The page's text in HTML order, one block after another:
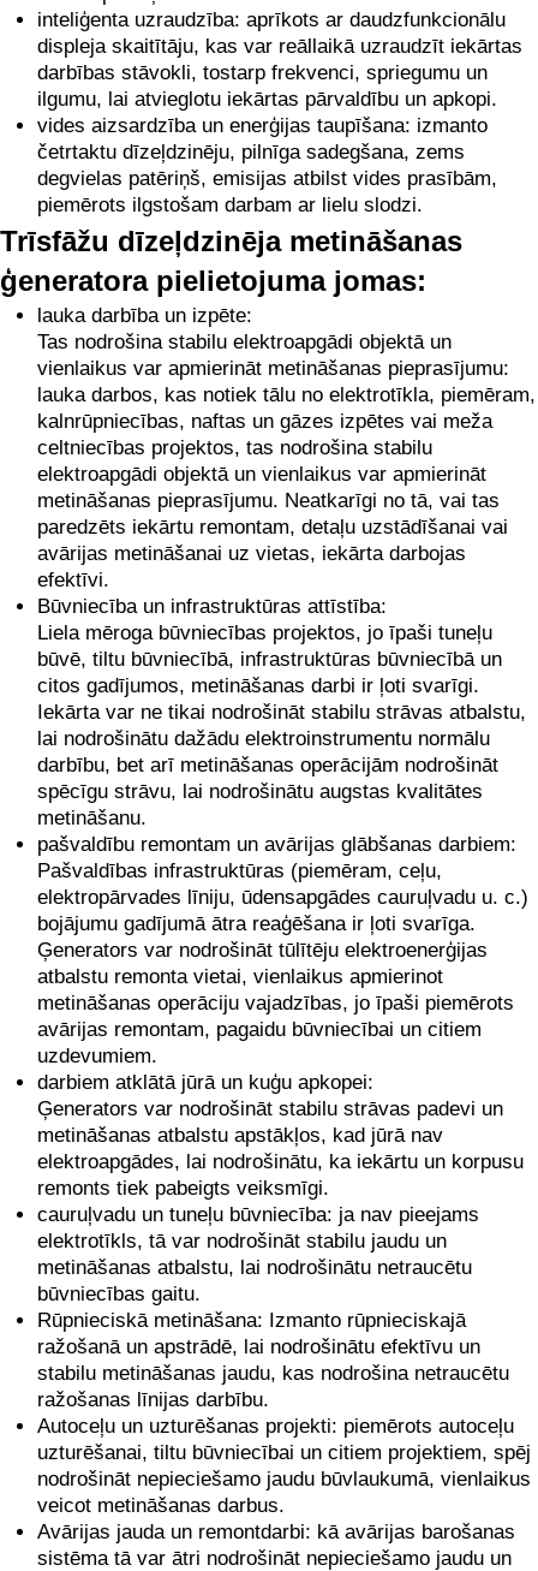
inteliģenta uzraudzība: aprīkots ar daudzfunkcionālu
displeja skaitītāju, kas var reāllaikā uzraudzīt iekārtas
darbības stāvokli, tostarp frekvenci, spriegumu un
ilgumu, lai atvieglotu iekārtas pārvaldību un apkopi.
vides aizsardzība un enerģijas taupīšana: izmanto
četrtaktu dīzeļdzinēju, pilnīga sadegšana, zems
degvielas patēriņš, emisijas atbilst vides prasībām,
piemērots ilgstošam darbam ar lielu slodzi.
Trīsfāžu dīzeļdzinēja metināšanas
ģeneratora pielietojuma jomas:
lauka darbība un izpēte:
Tas nodrošina stabilu elektroapgādi objektā un
vienlaikus var apmierināt metināšanas pieprasījumu:
lauka darbos, kas notiek tālu no elektrotīkla, piemēram,
kalnrūpniecības, naftas un gāzes izpētes vai meža
celtniecības projektos, tas nodrošina stabilu
elektroapgādi objektā un vienlaikus var apmierināt
metināšanas pieprasījumu. Neatkarīgi no tā, vai tas
paredzēts iekārtu remontam, detaļu uzstādīšanai vai
avārijas metināšanai uz vietas, iekārta darbojas
efektīvi.
Būvniecība un infrastruktūras attīstība:
Liela mēroga būvniecības projektos, jo īpaši tuneļu
būvē, tiltu būvniecībā, infrastruktūras būvniecībā un
citos gadījumos, metināšanas darbi ir ļoti svarīgi.
Iekārta var ne tikai nodrošināt stabilu strāvas atbalstu,
lai nodrošinātu dažādu elektroinstrumentu normālu
darbību, bet arī metināšanas operācijām nodrošināt
spēcīgu strāvu, lai nodrošinātu augstas kvalitātes
metināšanu.
pašvaldību remontam un avārijas glābšanas darbiem:
Pašvaldības infrastruktūras (piemēram, ceļu,
elektropārvades līniju, ūdensapgādes cauruļvadu u. c.)
bojājumu gadījumā ātra reaģēšana ir ļoti svarīga.
Ģenerators var nodrošināt tūlītēju elektroenerģijas
atbalstu remonta vietai, vienlaikus apmierinot
metināšanas operāciju vajadzības, jo īpaši piemērots
avārijas remontam, pagaidu būvniecībai un citiem
uzdevumiem.
darbiem atklātā jūrā un kuģu apkopei:
Ģenerators var nodrošināt stabilu strāvas padevi un
metināšanas atbalstu apstākļos, kad jūrā nav
elektroapgādes, lai nodrošinātu, ka iekārtu un korpusu
remonts tiek pabeigts veiksmīgi.
cauruļvadu un tuneļu būvniecība: ja nav pieejams
elektrotīkls, tā var nodrošināt stabilu jaudu un
metināšanas atbalstu, lai nodrošinātu netraucētu
būvniecības gaitu.
Rūpnieciskā metināšana: Izmanto rūpnieciskajā
ražošanā un apstrādē, lai nodrošinātu efektīvu un
stabilu metināšanas jaudu, kas nodrošina netraucētu
ražošanas līnijas darbību.
Autoceļu un uzturēšanas projekti: piemērots autoceļu
uzturēšanai, tiltu būvniecībai un citiem projektiem, spēj
nodrošināt nepieciešamo jaudu būvlaukumā, vienlaikus
veicot metināšanas darbus.
Avārijas jauda un remontdarbi: kā avārijas barošanas
sistēma tā var ātri nodrošināt nepieciešamo jaudu un